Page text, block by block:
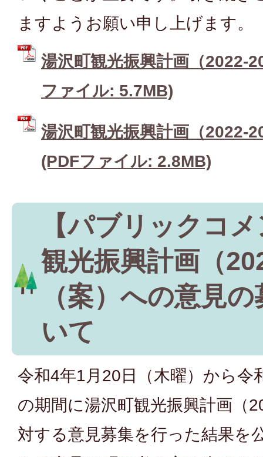
ますようお願い申し上げます。
湯沢町観光振興計画（2022-
ファイル: 5.7MB)
湯沢町観光振興計画（2022-
(PDFファイル: 2.8MB)
【パブリックコ
観光振興計画（
（案）への意見
いて
令和4年1月20日（木曜）から令
の期間に湯沢町観光振興計画（
対する意見募集を行った結果を